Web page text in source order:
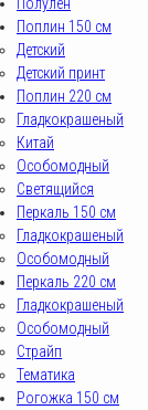
Поплин 150 см
Детский
Детский принт
Поплин 220 см
Гладкокрашеный
Китай
Особомодный
Светящийся
Перкаль 150 см
Гладкокрашеный
Особомодный
Перкаль 220 см
Гладкокрашеный
Особомодный
Страйп
Тематика
Рогожка 150 см